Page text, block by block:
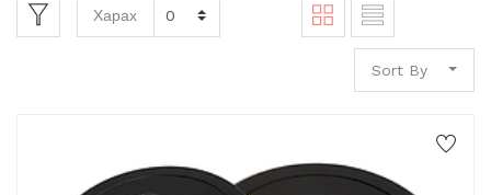
Харах
Sort By